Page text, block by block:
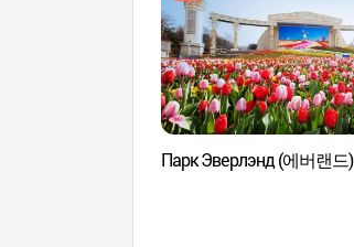
Парк Эверлэнд (에버랜드)